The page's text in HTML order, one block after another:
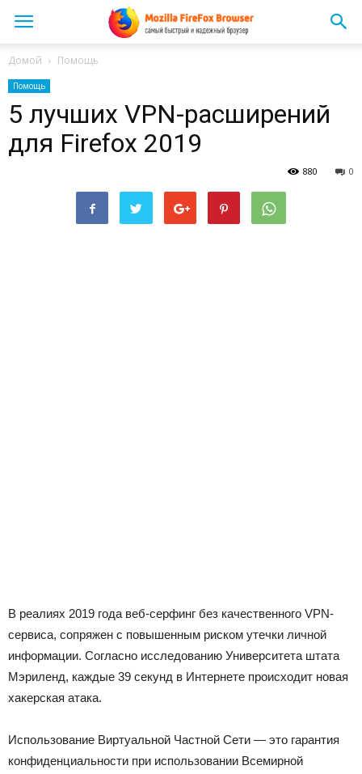
Домой Помощь
Помощь
5 лучших VPN-расширений
для Firefox 2019
0
880
В реалиях 2019 года веб-серфинг без качественного VPN-
сервиса, сопряжен с повышенным риском утечки личной
информации. Согласно исследованию Университета штата
Мэриленд, каждые 39 секунд в Интернете происходит новая
хакерская атака.
Использование Виртуальной Частной Сети — это гарантия
конфиденциальности при использовании Всемирной